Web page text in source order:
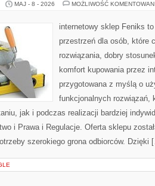
MAJ - 8 - 2026 MOŻLIWOŚĆ
internetowy sklep Feniks
przestrzeń dla osób, które
rozwiązania, dobry
komfort kupowania przez
przygotowana z myślą o
funkcjonalnych rozwiązań,
jak i podczas realizacji bardziej
i Prawa i Regulacje. Oferta sklepu
szerokiego grona odbiorców. Dzięki